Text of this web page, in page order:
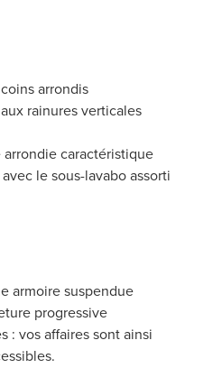
arrondis
rainures verticales
caractéristique
le sous-lavabo assorti
armoire suspendue
progressive
: vos affaires sont ainsi